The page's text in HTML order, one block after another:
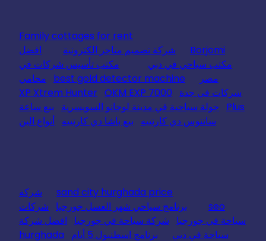
Family cottages for rent
Borjomi
شركة تصميم متاجر الكترونية
افضل
مكتب سياحي في دبي
مكتب تأسيس شركات في
مصر
best gold detector machine
محامي
شركات في جدة
XP Xtrem Hunter OKM EXP 7000
Plus
جولة سياحية في مدينة لوجانو السويسرية
بيع ساعة
سانتوس دي كارتييه
بيع باشا دي كارتييه أنواع البن
sand city hurghada price
شركة
seo
برنامج سياحي شهر العسل جورجيا
شركات
سياحة في جورجيا
شركة سياحة في جورجيا
افضل شركة
سياحة في دبي
برنامج اسطنبول 5 أيام hurghada